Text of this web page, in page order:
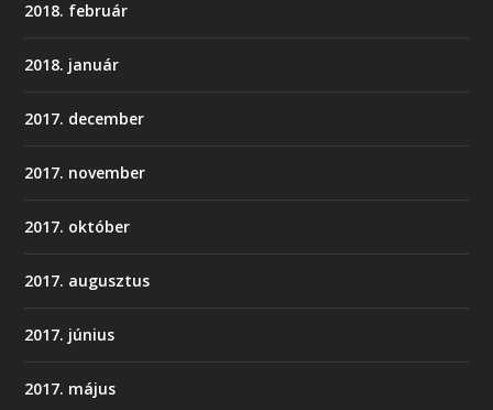
2018. február
2018. január
2017. december
2017. november
2017. október
2017. augusztus
2017. június
2017. május